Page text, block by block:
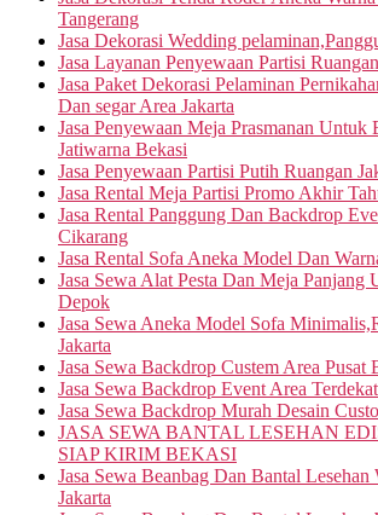
Tangerang
Jasa Dekorasi Wedding
Jasa Layanan Penyewaan Partisi
Jasa Paket Dekorasi Pelaminan
Dan segar Area Jakarta
Jasa Penyewaan Meja Prasmanan Untuk
Jatiwarna Bekasi
Jasa Penyewaan Partisi Putih Ruangan
Jasa Rental Meja Partisi Promo Akhir
Jasa Rental Panggung Dan Backdrop
Cikarang
Jasa Rental Sofa Aneka Model Dan
Jasa Sewa Alat Pesta Dan Meja Panjang
Depok
Jasa Sewa Aneka Model Sofa
Jakarta
Jasa Sewa Backdrop Custem Area Pusat
Jasa Sewa Backdrop Event Area
Jasa Sewa Backdrop Murah Desain
JASA SEWA BANTAL LESEHAN
SIAP KIRIM BEKASI
Jasa Sewa Beanbag Dan Bantal
Jakarta